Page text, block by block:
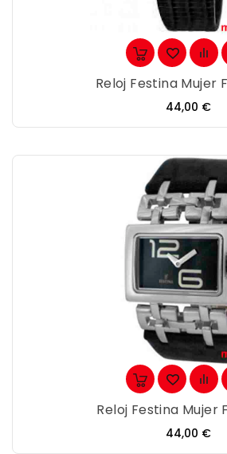
Reloj Festina Mujer
Precio
44,00 €
Reloj Festina Mujer
Precio
44,00 €